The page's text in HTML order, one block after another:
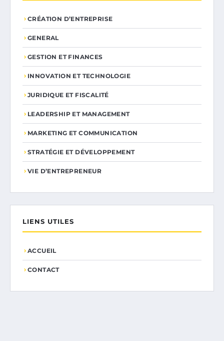
CRÉATION D’ENTREPRISE
GENERAL
GESTION ET FINANCES
INNOVATION ET TECHNOLOGIE
JURIDIQUE ET FISCALITÉ
LEADERSHIP ET MANAGEMENT
MARKETING ET COMMUNICATION
STRATÉGIE ET DÉVELOPPEMENT
VIE D’ENTREPRENEUR
LIENS UTILES
ACCUEIL
CONTACT